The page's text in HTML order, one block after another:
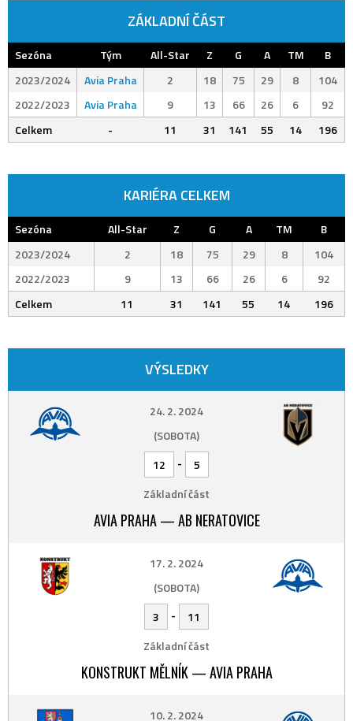
ZÁKLADNÍ ČÁST
Sezóna Tým All-Star Z G A TM
B
2023/2024
Avia Praha 2 18 75 29 8
104
2022/2023
Avia Praha 9 13 66 26 6
92
Celkem
- 11 31 141 55 14 196
KARIÉRA CELKEM
Sezóna All-Star Z G A TM
B
2023/2024
2 18 75 29 8
104
2022/2023
9 13 66 26 6
92
Celkem
11 31 141 55 14 196
VÝSLEDKY
24. 2. 2024
(SOBOTA)
12
-
5
Základní část
AVIA PRAHA — AB NERATOVICE
17. 2. 2024
(SOBOTA)
3
-
11
Základní část
KONSTRUKT MĚLNÍK — AVIA PRAHA
10. 2. 2024